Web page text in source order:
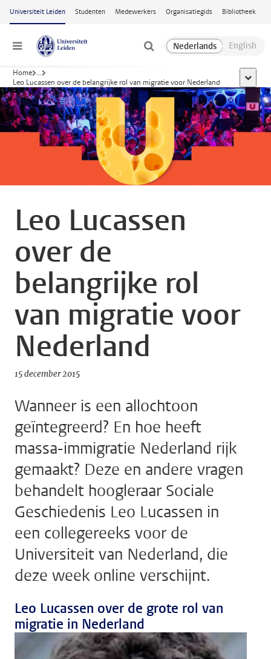
Ga naar hoofdinhoud
Universiteit Leiden Studenten Medewerkers Organisatiegids Bibliotheek
Menu
Home ...
Leo Lucassen over de belangrijke rol van migratie voor Nederland
toon
Leo Lucassen
over de
belangrijke rol
van migratie voor
Nederland
15 december 2015
Wanneer is een allochtoon
geïntegreerd? En hoe heeft
massa-immigratie Nederland rijk
gemaakt? Deze en andere vragen
behandelt hoogleraar Sociale
Geschiedenis Leo Lucassen in
een collegereeks voor de
Universiteit van Nederland, die
deze week online verschijnt.
Leo Lucassen over de grote rol van
migratie in Nederland